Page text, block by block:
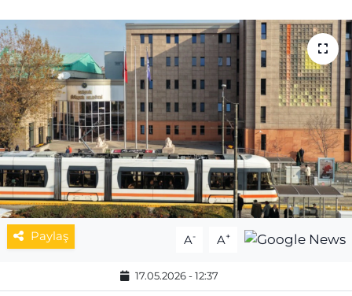
Paylaş A- A+
17.05.2026 - 12:37
MAGAZİN
ESKİŞEHİRSPOR